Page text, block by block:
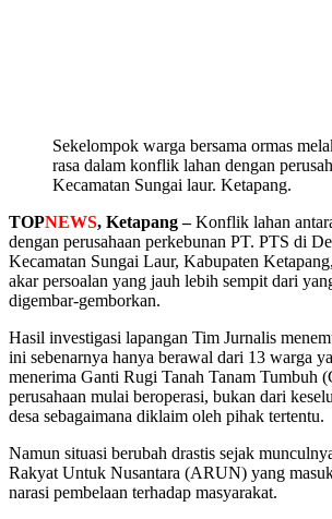
Sekelompok warga bersama ormas
rasa dalam konflik lahan dengan
Kecamatan Sungai laur. Ketapang.
TOPNEWS, Ketapang –Konflik lahan
dengan perusahaan perkebunan PT. PTS di
Kecamatan Sungai Laur, Kabupaten
akar persoalan yang jauh lebih sempit dari
digembar-gemborkan.
Hasil investigasi lapangan Tim Jurnalis
ini sebenarnya hanya berawal dari 13 warga
menerima Ganti Rugi Tanah Tanam Tumbuh
perusahaan mulai beroperasi, bukan dari
desa sebagaimana diklaim oleh pihak tertentu.
Namun situasi berubah drastis sejak
Rakyat Untuk Nusantara (ARUN) yang
narasi pembelaan terhadap masyarakat.